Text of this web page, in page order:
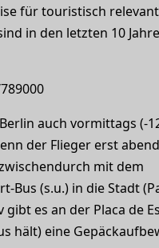
für touristisch
in den letzten 10
auch vormittags (-
der Flieger erst
mit dem
Bus (s.u.) in die Stadt
es an der Placa de
hält) eine